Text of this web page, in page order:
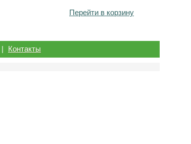
Перейти в корзину
| Контакты